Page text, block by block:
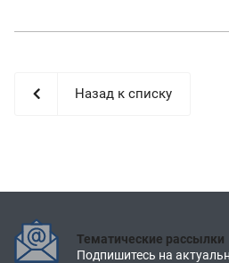
Назад к списку
Тематические рассылки
Подпишитесь на